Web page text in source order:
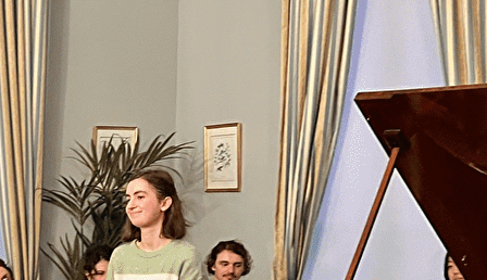
Exporter les lignes sélectionnées
Exporter toutes les colonnes
Exporter uniquement les colonnes affichées
Menu
?>
Images de la page d'accueil
Cliquez pour éditer
Texte, bouton et/ou inscription à la newsletter